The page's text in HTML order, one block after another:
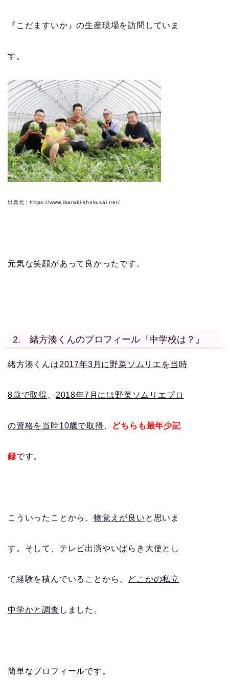
『こだますいか』の生産現場を訪問していま
す。
出典元：https://www.ibaraki-shokusai.net/
元気な笑顔があって良かったです。
2. 緒方湊くんのプロフィール『中学校は？』
緒方湊くんは2017年3月に野菜ソムリエを当時
8歳で取得 2018年7月には野菜ソムリエプロ
の資格を当時10歳で取得 どちらも最年少記
録です。
こういったことから、物覚えが良い と思いま
す。そして、テレビ出演やいばらき大使とし
て経験を積んでいることから、 どこかの私立
中学かと調査 しました。
簡単なプロフィールです。